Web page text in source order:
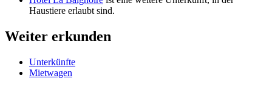
Haustiere erlaubt sind.
Weiter erkunden
Unterkünfte
Mietwagen